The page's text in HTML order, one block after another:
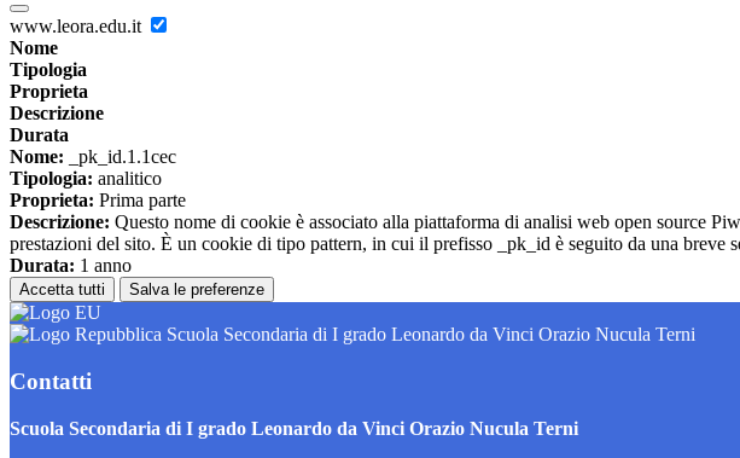
www.leora.edu.it
Nome
Tipologia
Proprieta
Descrizione
Durata
Nome: _pk_id.1.1cec
Tipologia: analitico
Proprieta: Prima parte
Descrizione: Questo nome di cookie è associato alla piattaforma di analisi web open source
prestazioni del sito. È un cookie di tipo pattern, in cui il prefisso _pk_id è seguito da una
Durata: 1 anno
Accetta tutti Salva le preferenze
Scuola Secondaria di I grado Leonardo da Vinci Orazio Nucula Terni
Contatti
Scuola Secondaria di I grado Leonardo da Vinci Orazio Nucula Terni